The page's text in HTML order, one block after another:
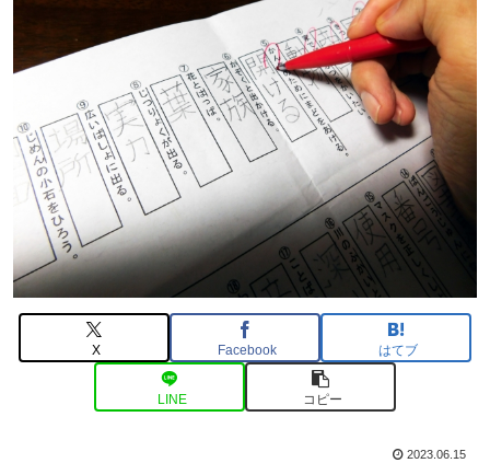
X Facebook はてブ
LINE コピー
2023.06.15